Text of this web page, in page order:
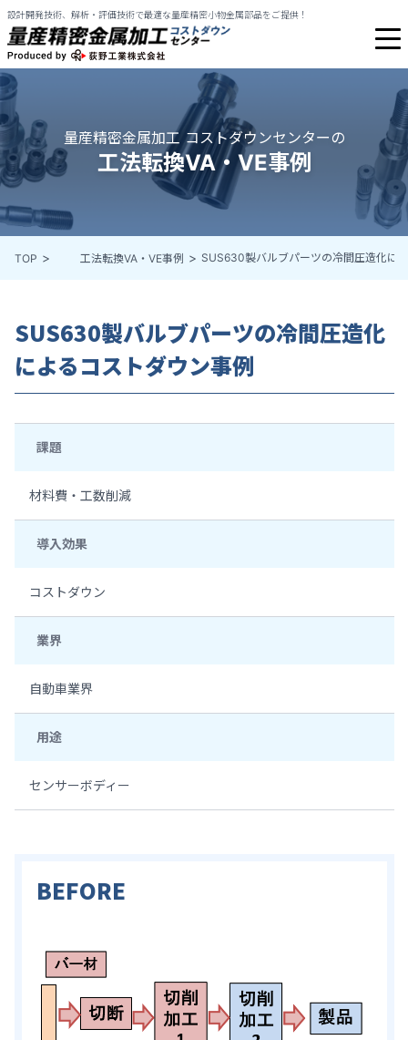
設計開発技術、解析・評価技術で最適な量産精密小物金属部品をご提供！
量産精密金属加工 コストダウンセンターの
工法転換VA・VE事例
TOP 工法転換VA・VE事例 SUS630製バルブパーツの冷間圧造化に
SUS630製バルブパーツの冷間圧造化
によるコストダウン事例
課題
材料費・工数削減
導入効果
コストダウン
業界
自動車業界
用途
センサーボディー
BEFORE